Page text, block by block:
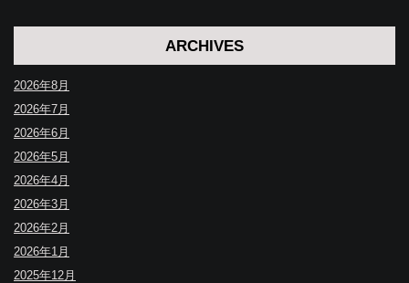
ARCHIVES
2026年8月
2026年7月
2026年6月
2026年5月
2026年4月
2026年3月
2026年2月
2026年1月
2025年12月